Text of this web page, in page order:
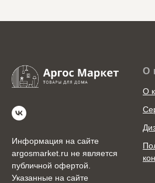
Информация на сайте
argosmarket.ru не является
публичной офертой.
Указанные на сайте
О
О